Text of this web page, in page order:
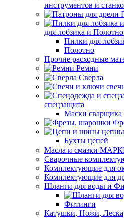
инструментов и
для лобзика и
Пилки для
Полотно
Прочие расходные
Ремни
Сверла
спецзащита
Маски сварщика
Бухты цепей
Масла и смазки
Сварочные
Комплектующие для
Комплектующие для
Шланги для воды и
Фитинги
Катушки, Ножи, Леска